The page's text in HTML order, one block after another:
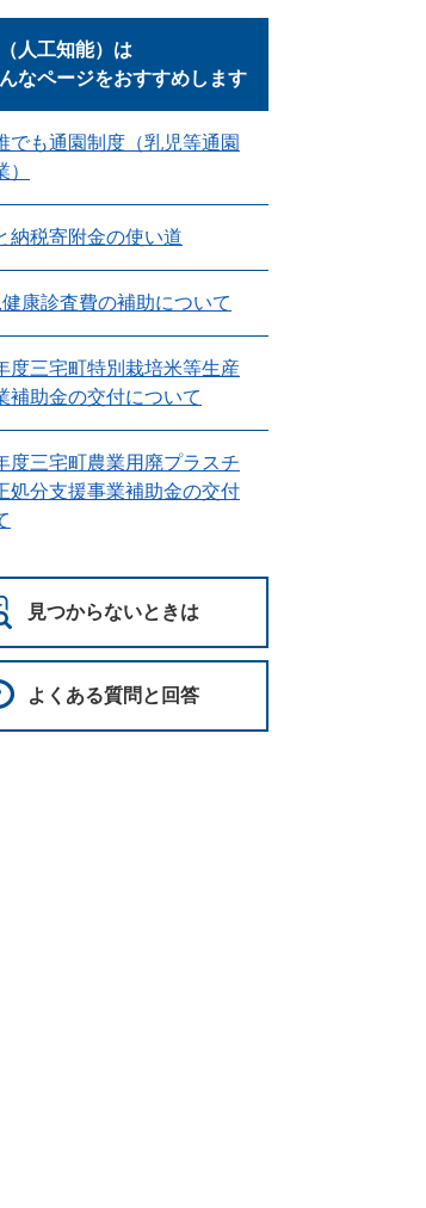
人工知能）は
なページをおすすめします
でも通園制度（乳児等通園
納税寄附金の使い道
康診査費の補助について
度三宅町特別栽培米等生産
補助金の交付について
度三宅町農業用廃プラスチ
処分支援事業補助金の交付
見つからないときは
よくある質問と回答